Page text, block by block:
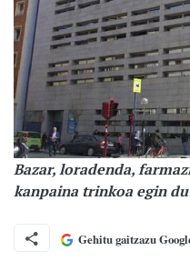
Bazar, loradenda,
kanpaina trinkoa egin
Gehitu gaitzazu